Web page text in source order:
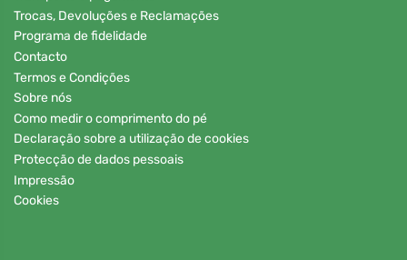
Trocas, Devoluções e Reclamações
Programa de fidelidade
Contacto
Termos e Condições
Sobre nós
Como medir o comprimento do pé
Declaração sobre a utilização de cookies
Protecção de dados pessoais
Impressão
Cookies